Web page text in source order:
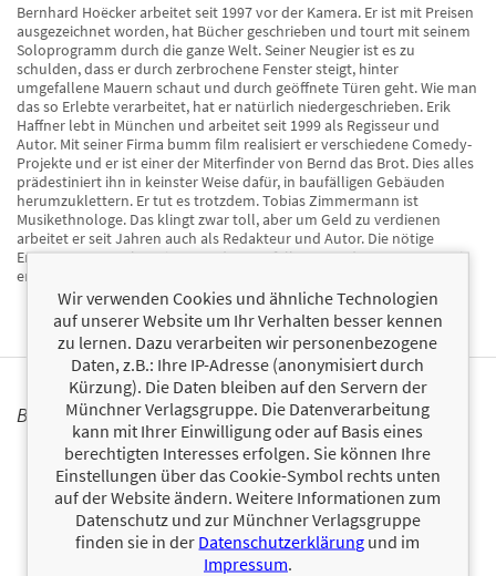
Bernhard Hoëcker arbeitet seit 1997 vor der Kamera. Er ist mit Preisen
ausgezeichnet worden, hat Bücher geschrieben und tourt mit seinem
Soloprogramm durch die ganze Welt. Seiner Neugier ist es zu
schulden, dass er durch zerbrochene Fenster steigt, hinter
umgefallene Mauern schaut und durch geöffnete Türen geht. Wie man
das so Erlebte verarbeitet, hat er natürlich niedergeschrieben. Erik
Haffner lebt in München und arbeitet seit 1999 als Regisseur und
Autor. Mit seiner Firma bumm film realisiert er verschiedene Comedy-
Projekte und er ist einer der Miterfinder von Bernd das Brot. Dies alles
prädestiniert ihn in keinster Weise dafür, in baufälligen Gebäuden
herumzuklettern. Er tut es trotzdem. Tobias Zimmermann ist
Musikethnologe. Das klingt zwar toll, aber um Geld zu verdienen
arbeitet er seit Jahren auch als Redakteur und Autor. Die nötige
Entspannung sucht er im Maroden, Zerfallenen und Kaputten. Damit
er nichts vergisst, fotografiert und beschreibt er das.
BÜCHER
Wir verwenden Cookies und ähnliche Technologien
auf unserer Website um Ihr Verhalten besser kennen
zu lernen. Dazu verarbeiten wir personenbezogene
Daten, z.B.: Ihre IP-Adresse (anonymisiert durch
Kürzung). Die Daten bleiben auf den Servern der
Münchner Verlagsgruppe. Die Datenverarbeitung
kann mit Ihrer Einwilligung oder auf Basis eines
berechtigten Interesses erfolgen. Sie können Ihre
Einstellungen über das Cookie-Symbol rechts unten
auf der Website ändern. Weitere Informationen zum
Datenschutz und zur Münchner Verlagsgruppe
finden sie in der Datenschutzerklärung und im
Impressum.